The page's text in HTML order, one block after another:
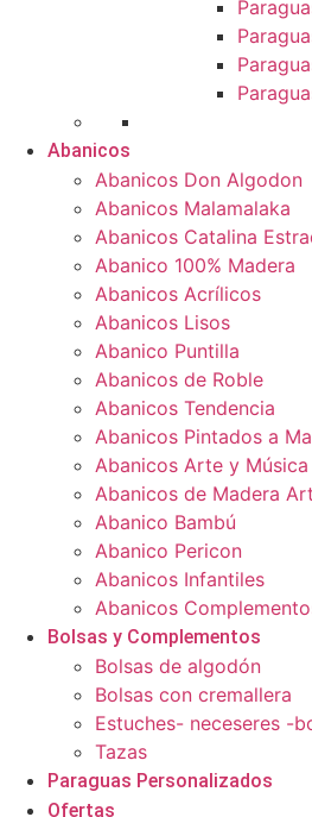
Abanicos
Abanicos Don Algodon
Abanicos Malamalaka
Abanicos Catalina
Abanico 100% Madera
Abanicos Acrílicos
Abanicos Lisos
Abanico Puntilla
Abanicos de Roble
Abanicos Tendencia
Abanicos Pintados a
Abanicos Arte y Música
Abanicos de Madera
Abanico Bambú
Abanico Pericon
Abanicos Infantiles
Abanicos
Bolsas y Complementos
Bolsas de algodón
Bolsas con cremallera
Estuches- neceseres -
Tazas
Paraguas Personalizados
Ofertas